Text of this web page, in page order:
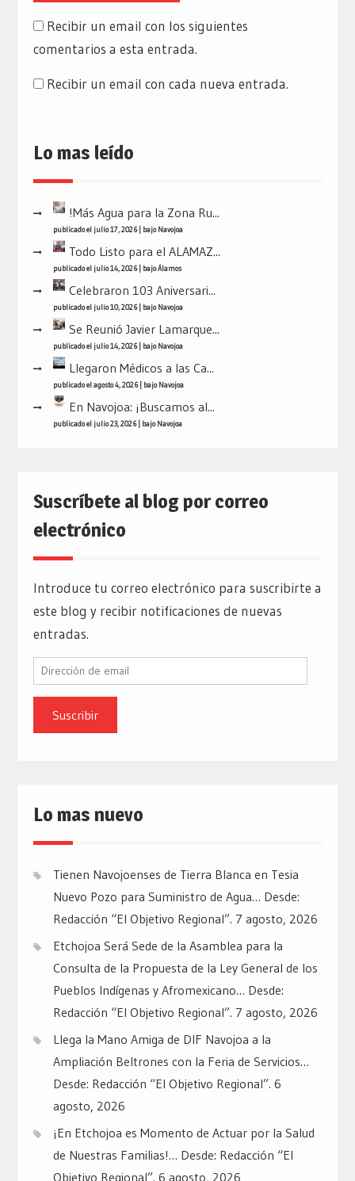
Recibir un email con los siguientes
comentarios a esta entrada.
Recibir un email con cada nueva entrada.
Lo mas leído
!Más Agua para la Zona Ru...
publicado el julio 17, 2026| bajoNavojoa
Todo Listo para el ALAMAZ...
publicado el julio 14, 2026| bajoÁlamos
Celebraron 103 Aniversari...
publicado el julio 10, 2026| bajoNavojoa
Se Reunió Javier Lamarque...
publicado el julio 14, 2026| bajoNavojoa
Llegaron Médicos a las Ca...
publicado el agosto 4, 2026| bajoNavojoa
En Navojoa: ¡Buscamos al...
publicado el julio 23, 2026| bajoNavojoa
Suscríbete al blog por correo
electrónico
Introduce tu correo electrónico para suscribirte a
este blog y recibir notificaciones de nuevas
entradas.
Dirección
email
Lo mas nuevo
Tienen Navojoenses de Tierra Blanca en Tesia
Nuevo Pozo para Suministro de Agua… Desde:
Redacción “El Objetivo Regional”. 7 agosto, 2026
Etchojoa Será Sede de la Asamblea para la
Consulta de la Propuesta de la Ley General de los
Pueblos Indígenas y Afromexicano… Desde:
Redacción “El Objetivo Regional”. 7 agosto, 2026
Llega la Mano Amiga de DIF Navojoa a la
Ampliación Beltrones con la Feria de Servicios…
Desde: Redacción “El Objetivo Regional”. 6
agosto, 2026
¡En Etchojoa es Momento de Actuar por la Salud
de Nuestras Familias!… Desde: Redacción “El
Objetivo Regional”. 6 agosto, 2026